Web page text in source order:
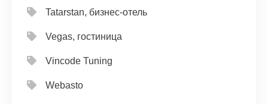
Tatarstan, бизнес-отель
Vegas, гостиница
Vincode Tuning
Webasto